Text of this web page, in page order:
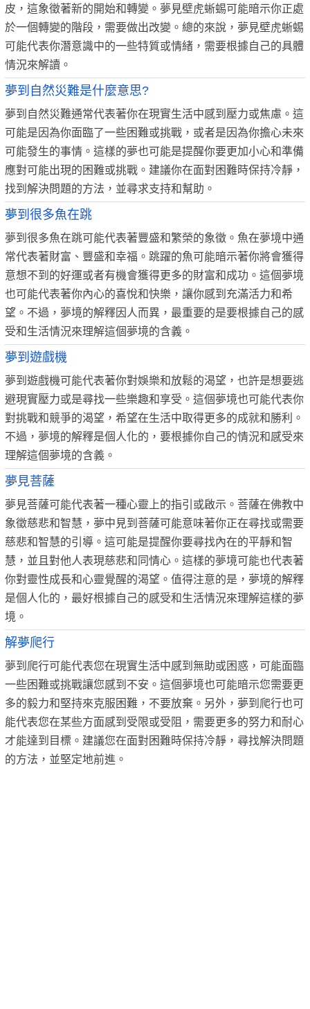
皮，這象徵著新的開始和轉變。夢見壁虎蜥蜴可能暗示你正處
於一個轉變的階段，需要做出改變。總的來說，夢見壁虎蜥蜴
可能代表你潛意識中的一些特質或情緒，需要根據自己的具體
情況來解讀。
夢到自然災難是什麼意思?
夢到自然災難通常代表著你在現實生活中感到壓力或焦慮。這
可能是因為你面臨了一些困難或挑戰，或者是因為你擔心未來
可能發生的事情。這樣的夢也可能是提醒你要更加小心和準備
應對可能出現的困難或挑戰。建議你在面對困難時保持冷靜，
找到解決問題的方法，並尋求支持和幫助。
夢到很多魚在跳
夢到很多魚在跳可能代表著豐盛和繁榮的象徵。魚在夢境中通
常代表著財富、豐盛和幸福。跳躍的魚可能暗示著你將會獲得
意想不到的好運或者有機會獲得更多的財富和成功。這個夢境
也可能代表著你內心的喜悅和快樂，讓你感到充滿活力和希
望。不過，夢境的解釋因人而異，最重要的是要根據自己的感
受和生活情況來理解這個夢境的含義。
夢到遊戲機
夢到遊戲機可能代表著你對娛樂和放鬆的渴望，也許是想要逃
避現實壓力或是尋找一些樂趣和享受。這個夢境也可能代表你
對挑戰和競爭的渴望，希望在生活中取得更多的成就和勝利。
不過，夢境的解釋是個人化的，要根據你自己的情況和感受來
理解這個夢境的含義。
夢見菩薩
夢見菩薩可能代表著一種心靈上的指引或啟示。菩薩在佛教中
象徵慈悲和智慧，夢中見到菩薩可能意味著你正在尋找或需要
慈悲和智慧的引導。這可能是提醒你要尋找內在的平靜和智
慧，並且對他人表現慈悲和同情心。這樣的夢境可能也代表著
你對靈性成長和心靈覺醒的渴望。值得注意的是，夢境的解釋
是個人化的，最好根據自己的感受和生活情況來理解這樣的夢
境。
解夢爬行
夢到爬行可能代表您在現實生活中感到無助或困惑，可能面臨
一些困難或挑戰讓您感到不安。這個夢境也可能暗示您需要更
多的毅力和堅持來克服困難，不要放棄。另外，夢到爬行也可
能代表您在某些方面感到受限或受阻，需要更多的努力和耐心
才能達到目標。建議您在面對困難時保持冷靜，尋找解決問題
的方法，並堅定地前進。